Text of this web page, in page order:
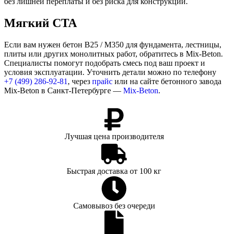
Мягкий CTA
Если вам нужен бетон В25 / М350 для фундамента, лестницы,
плиты или других монолитных работ, обратитесь в Mix-Beton.
Специалисты помогут подобрать смесь под ваш проект и
условия эксплуатации. Уточнить детали можно по телефону
+7 (499) 286-92-81 , через прайс или на сайте бетонного завода
Mix-Beton в Санкт-Петербурге — Mix-Beton.
Лучшая цена производителя
Быстрая доставка от 100 кг
Самовывоз без очереди